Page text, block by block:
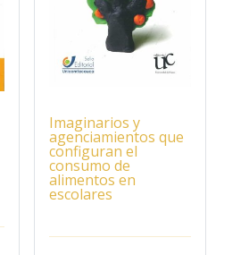
Imaginarios y
agenciamientos que
configuran el
consumo de
alimentos en
escolares